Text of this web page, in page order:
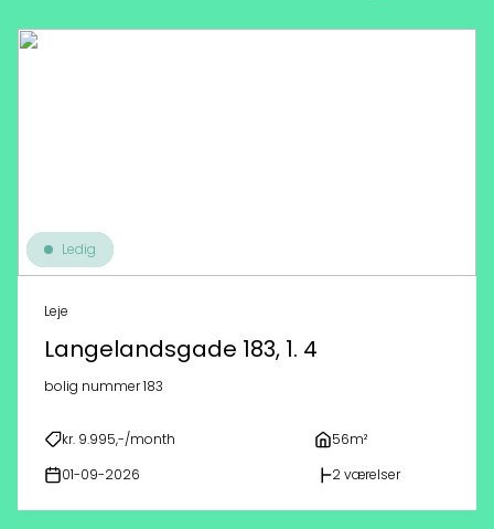
Ledig
Leje
Langelandsgade 183, 1. 4
bolig nummer 183
kr. 9.995,-/month 56m²
01-09-2026 2 værelser